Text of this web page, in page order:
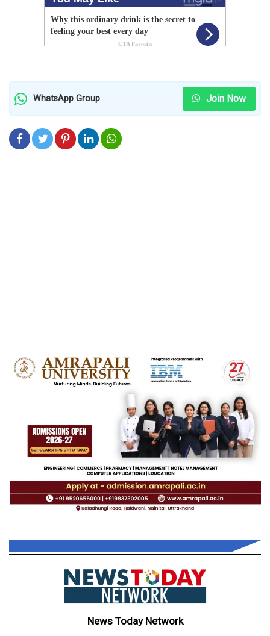
WhatsApp Group Join Now
News Today Network